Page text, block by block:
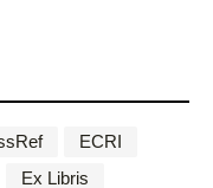
ECRI
Ex Libris